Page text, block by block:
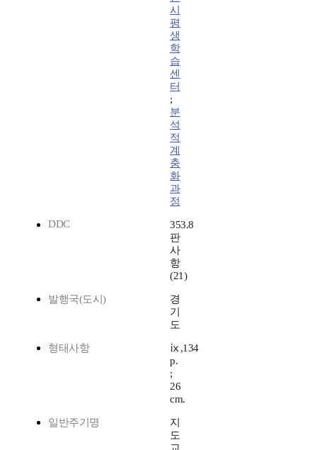
시
평
생
학
습
센
터
;
분
석
적
계
충
화
과
정
DDC
353.8
판
사
항
(21)
발행국(도시)
경
기
도
형태사항
ⅸ,134
p.
;
26
cm.
일반주기명
지
도